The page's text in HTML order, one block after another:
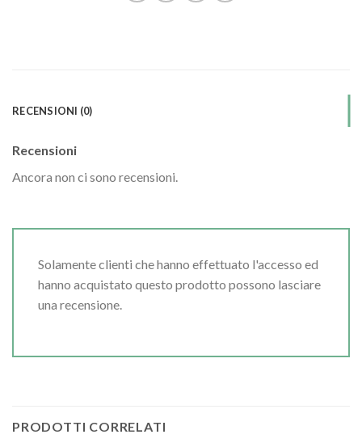
RECENSIONI (0)
Recensioni
Ancora non ci sono recensioni.
Solamente clienti che hanno effettuato l'accesso ed
hanno acquistato questo prodotto possono lasciare
una recensione.
PRODOTTI CORRELATI